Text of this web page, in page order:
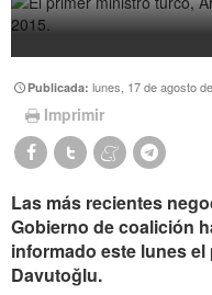
Publicada:lunes, 17 de agosto
Imprimir
Las más recientes
Gobierno de coalición
informado este lunes
Davutoğlu.